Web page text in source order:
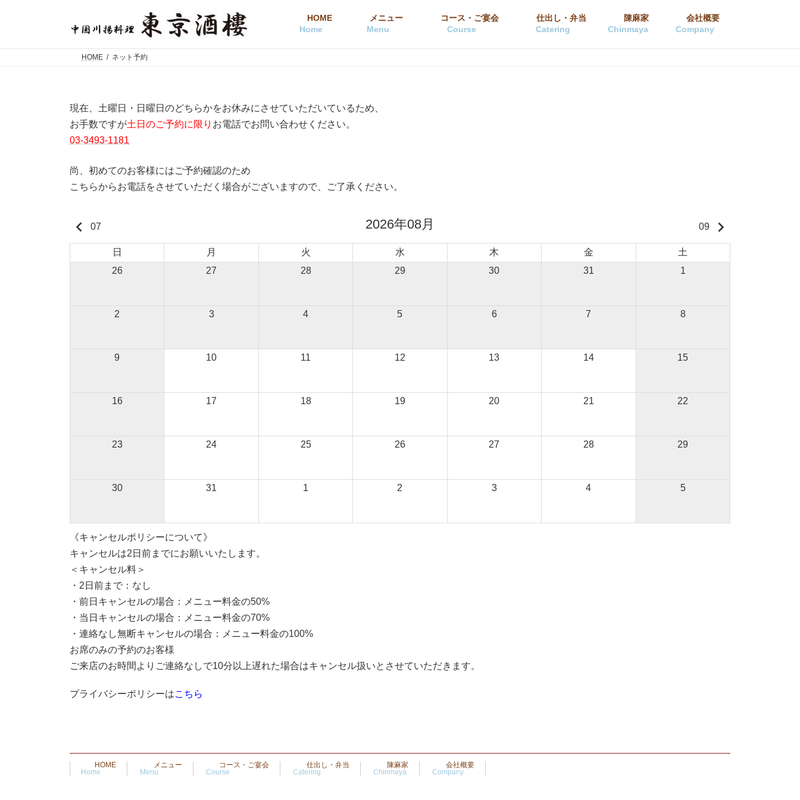
HOME
Home
メニュー
Menu
コース・ご宴会
Course
仕出し・弁当
Catering
陳麻家
Chinmaya
会社概要
Company
HOME ネット予約
現在、土曜日・日曜日のどちらかをお休みにさせていただいているため、
お手数ですが土日のご予約に限り お電話でお問い合わせください。
03-3493-1181
尚、初めてのお客様にはご予約確認のため
こちらからお電話をさせていただく場合がございますので、ご了承ください。
keyboard_arrow_left 07 2026年08月 09 keyboard_arrow_right
日 月 火 水 木 金
土
26
27 28 29 30 31 1
2 3 4 5 6 7 8
9 10 11 12 13 14 15
16 17 18 19 20 21 22
23 24 25 26 27 28 29
30 31 1 2 3 4 5
《キャンセルポリシーについて》
キャンセルは2日前までにお願いいたします。
＜キャンセル料＞
・2日前まで：なし
・前日キャンセルの場合：メニュー料金の50%
・当日キャンセルの場合：メニュー料金の70%
・連絡なし無断キャンセルの場合：メニュー料金の100%
お席のみの予約のお客様
ご来店のお時間よりご連絡なしで10分以上遅れた場合はキャンセル扱いとさせていただきます。
プライバシーポリシーはこちら
-
HOME
Home
メニュー
Menu
コース・ご宴会
Course
仕出し・弁当
Catering
陳麻家
Chinmaya
会社概要
Company